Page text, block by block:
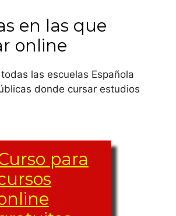
escuela a otra,
al igual que las
varían
curso
con
en las que
online
las escuelas Española
donde cursar estudios
para